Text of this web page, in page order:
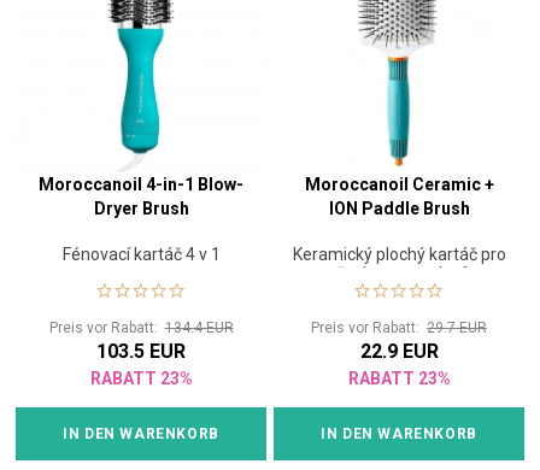
Moroccanoil 4-in-1 Blow-
Dryer Brush
Fénovací kartáč 4 v 1
Preis vor Rabatt:134.4 EUR
103.5 EUR
RABATT 23%
IN DEN WARENKORB
Moroccanoil Ceramic +
ION Paddle Brush
Keramický plochý kartáč pro
všechny typy vlasů
Preis vor Rabatt: 29.7 EUR
22.9 EUR
RABATT 23%
IN DEN WARENKORB